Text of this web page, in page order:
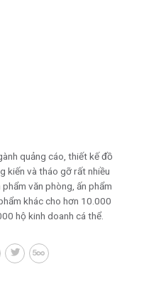
quảng cáo, thiết kế đồ
kiến và tháo gỡ rất nhiều
văn phòng, ấn phẩm
khác cho hơn 10.000
hộ kinh doanh cá thể.